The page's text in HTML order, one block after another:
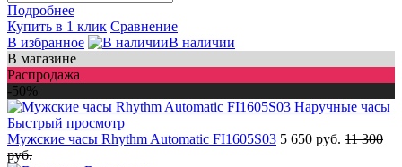
Подробнее
Купить в 1 клик Сравнение
В избранное
В наличии
В магазине
Распродажа
-50%
Быстрый просмотр
Мужские часы Rhythm Automatic FI1605S03 5 650 руб. 11 300
руб.